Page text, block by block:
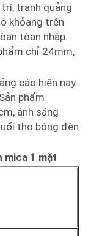
tranh quảng
khỏang trên
tòan nhập
chỉ 24mm,
cáo hiện nay
phẩm
ánh sáng
thọ bóng đèn
mica 1 mặt